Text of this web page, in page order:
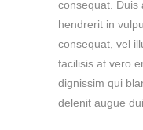
consequat. Duis
hendrerit in
consequat, vel
facilisis at vero
dignissim qui
delenit augue